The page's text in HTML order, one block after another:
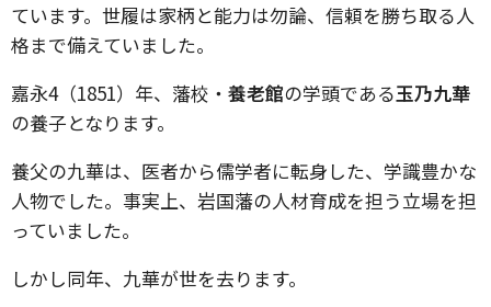
ています。世履は家柄と能力は勿論、信頼を勝ち取る人
格まで備えていました。
嘉永4（1851）年、藩校・ 養老館の学頭である玉乃九華
の養子となります。
養父の九華は、医者から儒学者に転身した、学識豊かな
人物でした。事実上、岩国藩の人材育成を担う立場を担
っていました。
しかし同年、九華が世を去ります。